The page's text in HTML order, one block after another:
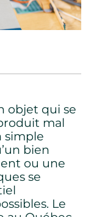
objet qui se
mal
simple
bien
ou une
se
Le